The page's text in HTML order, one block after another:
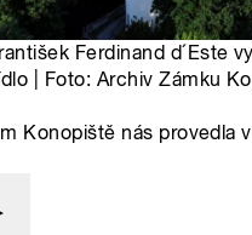
Ferdinand d´Este
| Foto: Archiv Zámku
Konopiště nás provedla